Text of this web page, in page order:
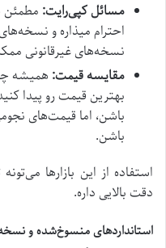
مسائل کپی‌رایت: مطمئن
احترام میذاره و
نسخه‌های غیرقانونی
مقایسه قیمت: همیشه
بهترین قیمت رو پیدا
باشن، اما قیمت‌های
باشن.
استفاده از این بازارها
دقت بالایی داره.
استانداردهای منسوخ‌شده و